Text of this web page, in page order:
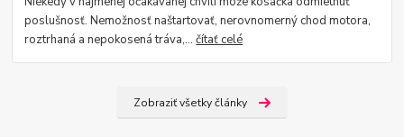
poslušnosť. Nemožnosť naštartovať, nerovnomerný chod motora,
roztrhaná a nepokosená tráva,...čítať celé
Zobraziť všetky články